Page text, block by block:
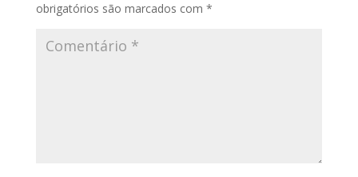
obrigatórios são marcados com *